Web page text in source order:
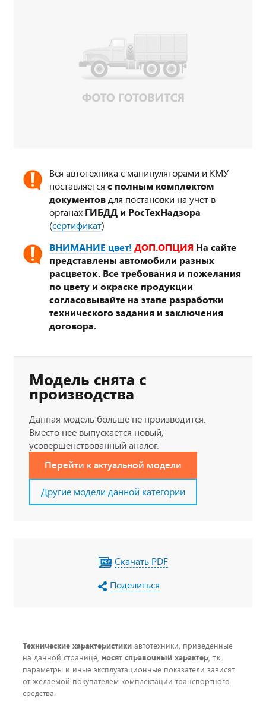
Вся автотехника с манипуляторами и КМУ
поставляется с полным комплектом
документов для постановки на учет в
органах ГИБДД и РосТехНадзора
(сертификат)
ВНИМАНИЕ цвет! ДОП.ОПЦИЯ На сайте
представлены автомобили разных
расцветок. Все требования и пожелания
по цвету и окраске продукции
согласовывайте на этапе разработки
технического задания и заключения
договора.
Модель снята с
производства
Данная модель больше не производится.
Вместо нее выпускается новый,
усовершенствованный аналог.
Перейти к актуальной модели
Другие модели данной категории
Скачать PDF
Поделиться
Технические характеристики автотехники, приведенные
на данной странице, носят справочный характер, т.к.
параметры и иные эксплуатационные показатели зависят
от желаемой покупателем комплектации транспортного
средства.